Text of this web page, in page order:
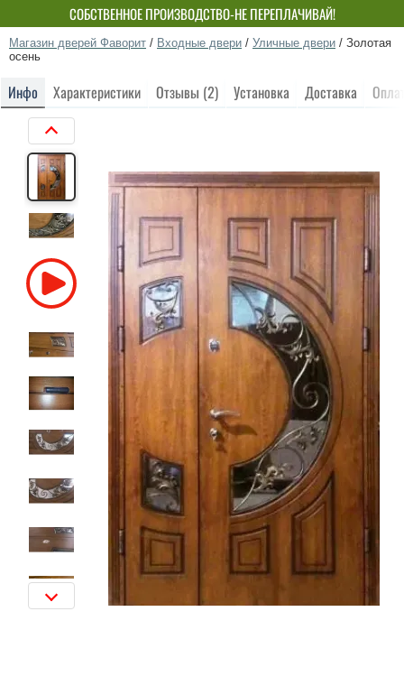
СОБСТВЕННОЕ ПРОИЗВОДСТВО-НЕ ПЕРЕПЛАЧИВАЙ!
Магазин дверей Фаворит / Входные двери / Уличные двери / Золотая
осень
Инфо Характеристики Отзывы (2) Установка Доставка